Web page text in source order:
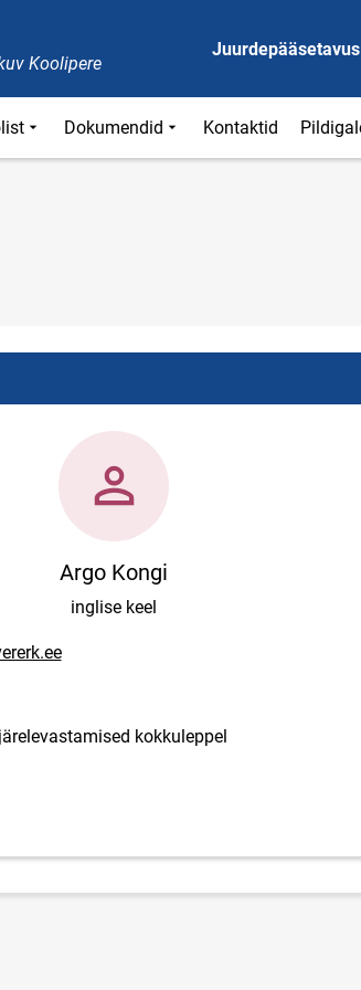
Koolipere
Juurdepääsetavus
Dokumendid Kontaktid
Argo Kongi
inglise keel
kokkuleppel